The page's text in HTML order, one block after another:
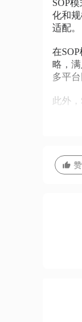
SOP
化和
适配。
在
略，
多平
此外